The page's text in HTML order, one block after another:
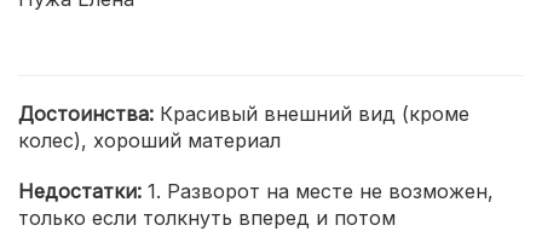
Достоинства: Красивый внешний вид (кроме
колес), хороший материал
Недостатки: 1. Разворот на месте не возможен,
только если толкнуть вперед и потом